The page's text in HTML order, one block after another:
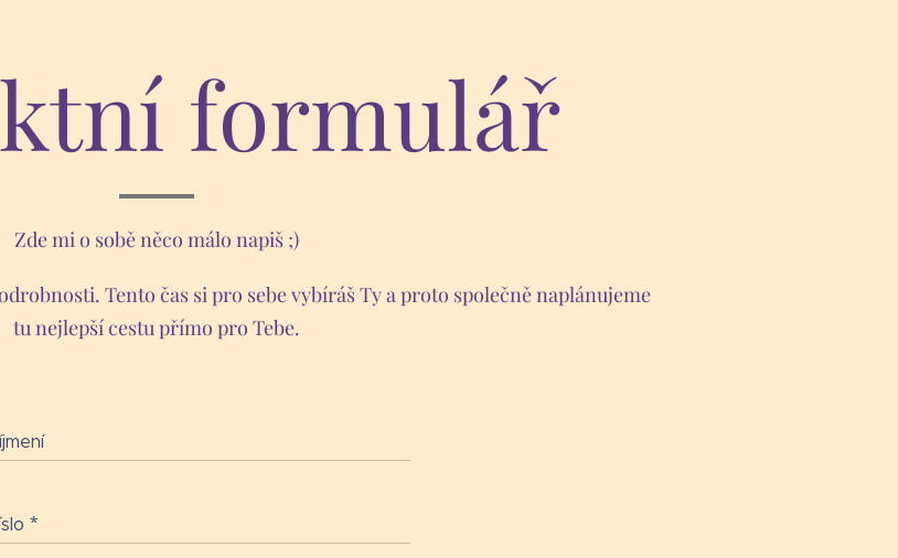
formulář
Zde mi o sobě něco málo napiš ;)
Tento čas si pro sebe vybíráš Ty a proto společně naplánujeme
tu nejlepší cestu přímo pro Tebe.